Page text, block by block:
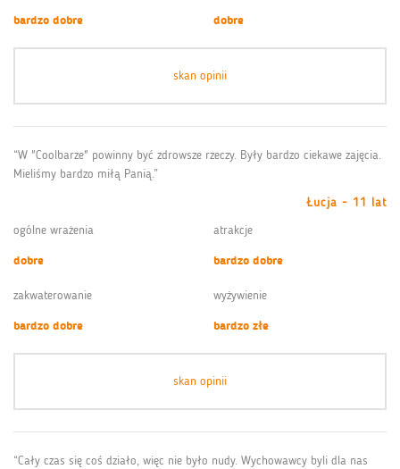
bardzo dobre dobre
skan opinii
“W "Coolbarze" powinny być zdrowsze rzeczy. Były bardzo ciekawe zajęcia.
Mieliśmy bardzo miłą Panią.”
Łucja - 11 lat
ogólne wrażenia
dobre
atrakcje
bardzo dobre
zakwaterowanie
bardzo dobre
wyżywienie
bardzo złe
skan opinii
“Cały czas się coś działo, więc nie było nudy. Wychowawcy byli dla nas